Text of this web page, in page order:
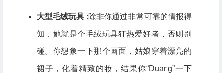
大型毛绒玩具 :除非你通过非常可靠的情报得
知，她就是个毛绒玩具狂热爱好者，否则别
碰。你想象一下那个画面，姑娘穿着漂亮的
裙子，化着精致的妆，结果你“Duang”一下